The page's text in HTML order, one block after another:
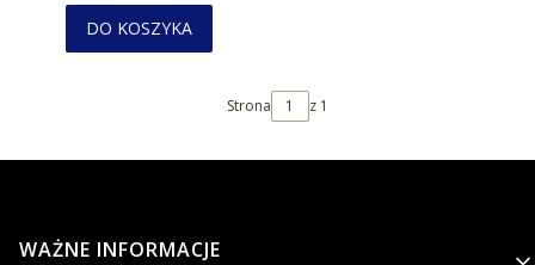
DO KOSZYKA
Strona z 1
Linki w stopce
WAŻNE INFORMACJE